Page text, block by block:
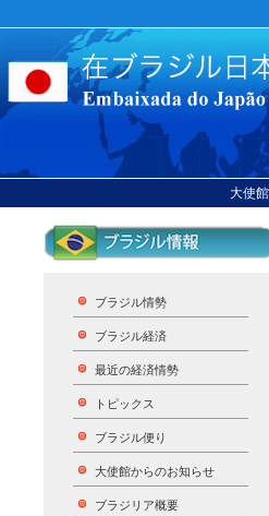
大使館
ブラジル情勢
ブラジル経済
最近の経済情勢
トピックス
ブラジル便り
大使館からのお知らせ
ブラジリア概要